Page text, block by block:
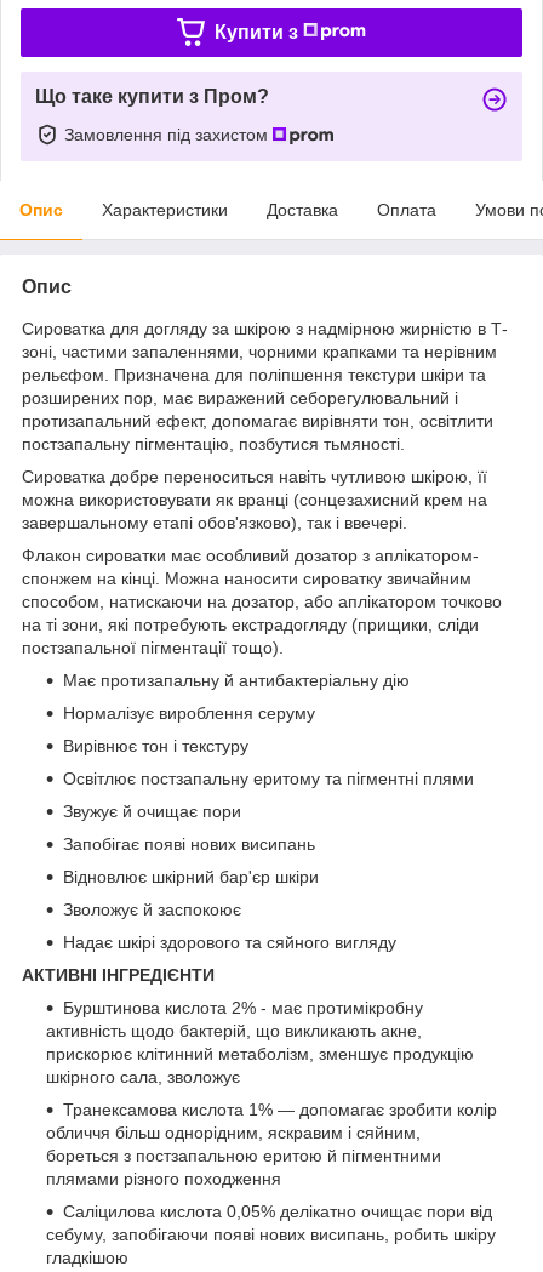
Купити з
Що таке купити з Пром?
Замовлення під захистом
Опис Характеристики Доставка Оплата Умови
Опис
Сироватка для догляду за шкірою з надмірною жирністю в Т-
зоні, частими запаленнями, чорними крапками та нерівним
рельєфом. Призначена для поліпшення текстури шкіри та
розширених пор, має виражений себорегулювальний і
протизапальний ефект, допомагає вирівняти тон, освітлити
постзапальну пігментацію, позбутися тьмяності.
Сироватка добре переноситься навіть чутливою шкірою, її
можна використовувати як вранці (сонцезахисний крем на
завершальному етапі обов'язково), так і ввечері.
Флакон сироватки має особливий дозатор з аплікатором-
спонжем на кінці. Можна наносити сироватку звичайним
способом, натискаючи на дозатор, або аплікатором точково
на ті зони, які потребують екстрадогляду (прищики, сліди
постзапальної пігментації тощо).
Має протизапальну й антибактеріальну дію
Нормалізує вироблення серуму
Вирівнює тон і текстуру
Освітлює постзапальну еритому та пігментні плями
Звужує й очищає пори
Запобігає появі нових висипань
Відновлює шкірний бар'єр шкіри
Зволожує й заспокоює
Надає шкірі здорового та сяйного вигляду
АКТИВНІ ІНГРЕДІЄНТИ
Бурштинова кислота 2% - має протимікробну
активність щодо бактерій, що викликають акне,
прискорює клітинний метаболізм, зменшує продукцію
шкірного сала, зволожує
Транексамова кислота 1% — допомагає зробити колір
обличчя більш однорідним, яскравим і сяйним,
бореться з постзапальною еритою й пігментними
плямами різного походження
Саліцилова кислота 0,05% делікатно очищає пори від
себуму, запобігаючи появі нових висипань, робить шкіру
гладкішою